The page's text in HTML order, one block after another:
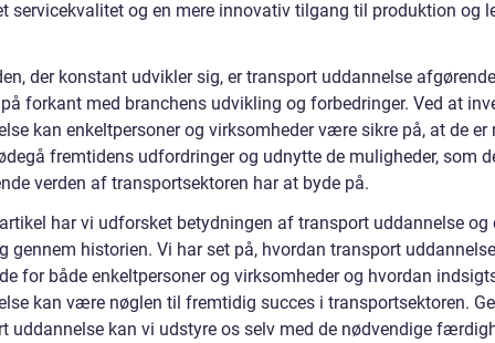
servicekvalitet og en mere innovativ tilgang til produktion og
der konstant udvikler sig, er transport uddannelse
forkant med branchens udvikling og forbedringer. Ved at
kan enkeltpersoner og virksomheder være sikre på, at de er
fremtidens udfordringer og udnytte de muligheder, som
verden af transportsektoren har at byde på.
har vi udforsket betydningen af transport uddannelse og
gennem historien. Vi har set på, hvordan transport
for både enkeltpersoner og virksomheder og hvordan
kan være nøglen til fremtidig succes i transportsektoren.
uddannelse kan vi udstyre os selv med de nødvendige